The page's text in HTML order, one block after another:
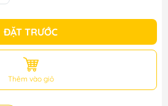
ĐẶT TRƯỚC
Thêm vào giỏ